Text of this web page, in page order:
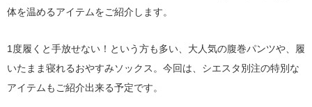
体を温めるアイテムをご紹介します。
1度履くと手放せない！という方も多い、大人気の腹巻パンツや、履
いたまま寝れるおやすみソックス。今回は、シエスタ別注の特別な
アイテムもご紹介出来る予定です。